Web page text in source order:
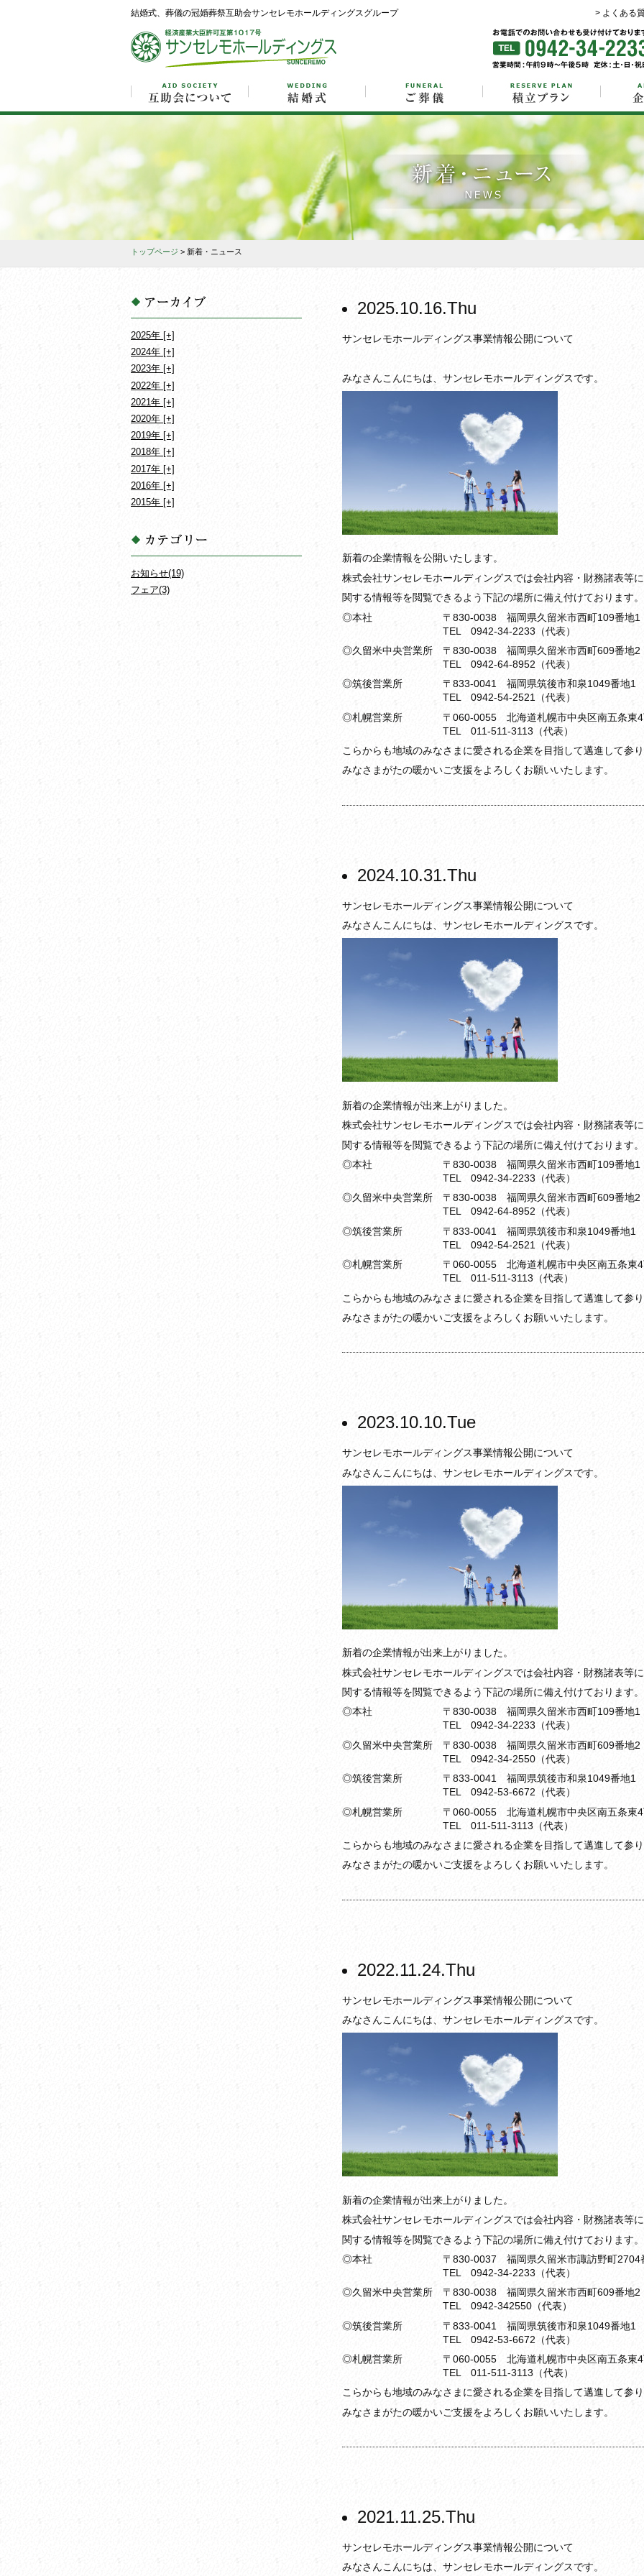
結婚式、葬儀の冠婚葬祭互助会サンセレモホールディングスグループ > よくある
トップページ > 新着・ニュース
2025年
2024年
2023年
2022年
2021年
2020年
2019年
2018年
2017年
2016年
2015年
お知らせ(19)
フェア(3)
2025.10.16.Thu
サンセレモホールディングス事業情報公開について
みなさんこんにちは、サンセレモホールディングスです。
新着の企業情報を公開いたします。
株式会社サンセレモホールディングスでは会社内容・財務諸表等に
関する情報等を閲覧できるよう下記の場所に備え付けております。
◎本社 〒830-0038 福岡県久留米市西町109番地1
TEL 0942-34-2233（代表）
◎久留米中央営業所 〒830-0038 福岡県久留米市西町609番地2
TEL 0942-64-8952（代表）
◎筑後営業所 〒833-0041 福岡県筑後市和泉1049番地1
TEL 0942-54-2521（代表）
◎札幌営業所 〒060-0055 北海道札幌市中央区南五条東4
TEL 011-511-3113（代表）
こらからも地域のみなさまに愛される企業を目指して邁進して参
みなさまがたの暖かいご支援をよろしくお願いいたします。
2024.10.31.Thu
サンセレモホールディングス事業情報公開について
みなさんこんにちは、サンセレモホールディングスです。
新着の企業情報が出来上がりました。
株式会社サンセレモホールディングスでは会社内容・財務諸表等に
関する情報等を閲覧できるよう下記の場所に備え付けております。
◎本社 〒830-0038 福岡県久留米市西町109番地1
TEL 0942-34-2233（代表）
◎久留米中央営業所 〒830-0038 福岡県久留米市西町609番地2
TEL 0942-64-8952（代表）
◎筑後営業所 〒833-0041 福岡県筑後市和泉1049番地1
TEL 0942-54-2521（代表）
◎札幌営業所 〒060-0055 北海道札幌市中央区南五条東4
TEL 011-511-3113（代表）
こらからも地域のみなさまに愛される企業を目指して邁進して参
みなさまがたの暖かいご支援をよろしくお願いいたします。
2023.10.10.Tue
サンセレモホールディングス事業情報公開について
みなさんこんにちは、サンセレモホールディングスです。
新着の企業情報が出来上がりました。
株式会社サンセレモホールディングスでは会社内容・財務諸表等に
関する情報等を閲覧できるよう下記の場所に備え付けております。
◎本社 〒830-0038 福岡県久留米市西町109番地1
TEL 0942-34-2233（代表）
◎久留米中央営業所 〒830-0038 福岡県久留米市西町609番地2
TEL 0942-34-2550（代表）
◎筑後営業所 〒833-0041 福岡県筑後市和泉1049番地1
TEL 0942-53-6672（代表）
◎札幌営業所 〒060-0055 北海道札幌市中央区南五条東4
TEL 011-511-3113（代表）
こらからも地域のみなさまに愛される企業を目指して邁進して参
みなさまがたの暖かいご支援をよろしくお願いいたします。
2022.11.24.Thu
サンセレモホールディングス事業情報公開について
みなさんこんにちは、サンセレモホールディングスです。
新着の企業情報が出来上がりました。
株式会社サンセレモホールディングスでは会社内容・財務諸表等に
関する情報等を閲覧できるよう下記の場所に備え付けております。
◎本社 〒830-0037 福岡県久留米市諏訪野町2704
TEL 0942-34-2233（代表）
◎久留米中央営業所 〒830-0038 福岡県久留米市西町609番地2
TEL 0942-342550（代表）
◎筑後営業所 〒833-0041 福岡県筑後市和泉1049番地1
TEL 0942-53-6672（代表）
◎札幌営業所 〒060-0055 北海道札幌市中央区南五条東4
TEL 011-511-3113（代表）
こらからも地域のみなさまに愛される企業を目指して邁進して参
みなさまがたの暖かいご支援をよろしくお願いいたします。
2021.11.25.Thu
サンセレモホールディングス事業情報公開について
みなさんこんにちは、サンセレモホールディングスです。